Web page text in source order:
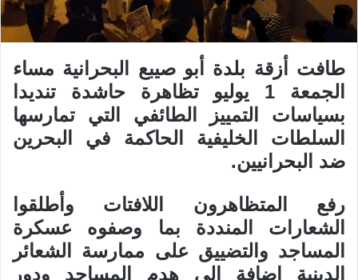
طافت أزقة بلدة أبو صيبع البحرانية مساء
الجمعة 1 يوليو تظاهرة حاشدة تنديدا
بسياسات التمييز الطائفي التي تمارسها
السلطات الخليفية الحاكمة في البحرين
ضد البحرانيين.
رفع المتظاهرون اللافتات وأطلقوا
الشعارات المنددة بما وصفوه عسكرة
المساجد والتضييق على ممارسة الشعائر
الدينية إضافة إلى هدم المساجد ودور